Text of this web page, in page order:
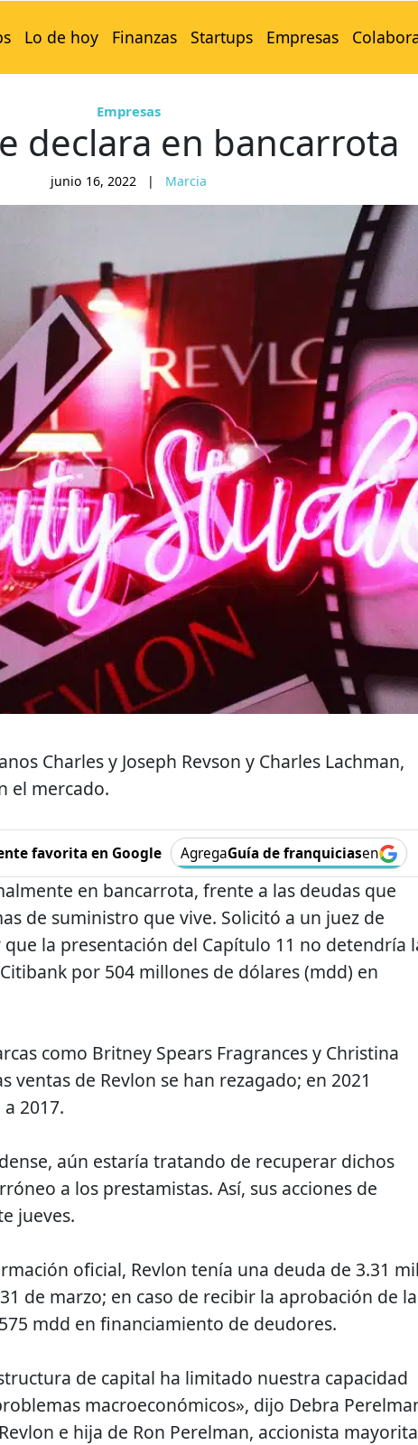
Lo de hoy Finanzas Startups Empresas
Empresas
declara en bancarrota
junio 16, 2022 | Marcia
Charles y Joseph Revson y Charles Lachman,
el mercado.
favorita en Google AgregaGuía de franquiciasen
en bancarrota, frente a las deudas que
de suministro que vive. Solicitó a un juez de
la presentación del Capítulo 11 no detendría
por 504 millones de dólares (mdd) en
como Britney Spears Fragrances y Christina
ventas de Revlon se han rezagado; en 2021
2017.
aún estaría tratando de recuperar dichos
a los prestamistas. Así, sus acciones de
jueves.
oficial, Revlon tenía una deuda de 3.31
de marzo; en caso de recibir la aprobación de la
mdd en financiamiento de deudores.
de capital ha limitado nuestra capacidad
macroeconómicos», dijo Debra
e hija de Ron Perelman, accionista